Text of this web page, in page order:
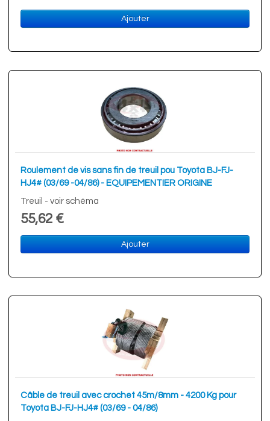
Ajouter
Roulement de vis sans fin de treuil pou Toyota BJ-FJ-
HJ4# (03/69 -04/86) - EQUIPEMENTIER ORIGINE
Treuil - voir schéma
55,62 €
Ajouter
Câble de treuil avec crochet 45m/8mm - 4200 Kg pour
Toyota BJ-FJ-HJ4# (03/69 - 04/86)